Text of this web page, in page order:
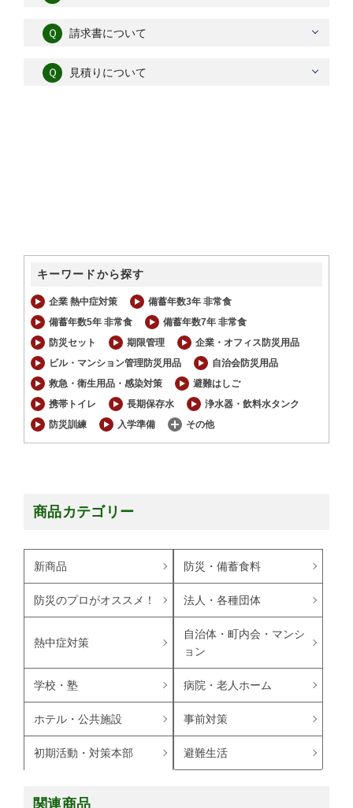
Ｑ 請求書について
Ｑ 見積りについて
キーワードから探す
企業 熱中症対策
備蓄年数3年 非常食
備蓄年数5年 非常食
備蓄年数7年 非常食
防災セット
期限管理
企業・オフィス防災用品
ビル・マンション管理防災用品
自治会防災用品
救急・衛生用品・感染対策
避難はしご
携帯トイレ
長期保存水
浄水器・飲料水タンク
防災訓練
入学準備 その他
商品カテゴリー
新商品 防災・備蓄食料
防災のプロがオススメ！ 法人・各種団体
熱中症対策
自治体・町内会・マンシ
ョン
学校・塾 病院・老人ホーム
ホテル・公共施設 事前対策
初期活動・対策本部 避難生活
関連商品